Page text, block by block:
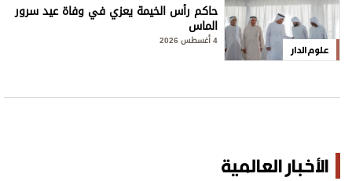
علوم الدار
حاكم رأس الخيمة يعزي في وفاة عيد سرور
الماس
4 أغسطس 2026
الأخبار العالمية